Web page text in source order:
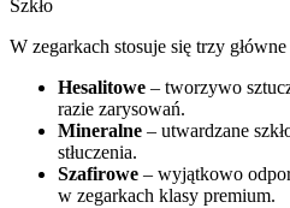
Szkło
W zegarkach stosuje się trzy główne
Hesalitowe – tworzywo
razie zarysowań.
Mineralne – utwardzane
stłuczenia.
Szafirowe – wyjątkowo
w zegarkach klasy premium.